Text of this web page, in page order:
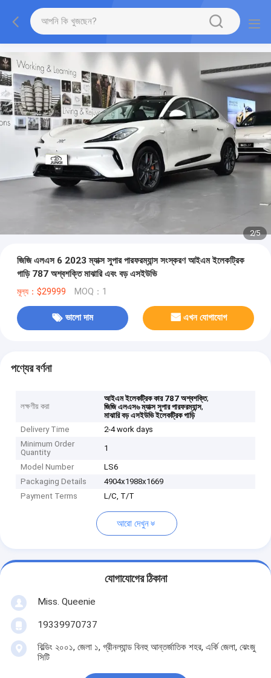
2/5
জিজি এলএস 6 2023 ম্যাক্স সুপার পারফরম্যান্স সংস্করণ আইএম ইলেকট্রিক
গাড়ি 787 অশ্বশক্তি মাঝারি এবং বড় এসইউভি
মূল্য：$29999 MOQ：1
ভালো দাম এখন যোগাযোগ
পণ্যের বর্ণনা
লক্ষণীয় করা
আইএম ইলেকট্রিক কার 787 অশ্বশক্তি,
জিজি এলএস৬ ম্যাক্স সুপার পারফরম্যান্স,
মাঝারি বড় এসইউভি ইলেকট্রিক গাড়ি
Delivery Time
2-4 work days
Minimum Order
Quantity
1
Model Number
LS6
Packaging Details
4904x1988x1669
Payment Terms
L/C, T/T
আরো দেখুন
যোগাযোগের ঠিকানা
Miss. Queenie
19339970737
বিল্ডিং ২০০১, জেলা ১, গ্রীনল্যান্ড বিনহু আন্তর্জাতিক শহর, এর্কি জেলা, ঝেংজু
সিটি